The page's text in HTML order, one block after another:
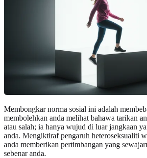
Membongkar norma sosial ini adalah
membolehkan anda melihat bahawa tarikan
atau salah; ia hanya wujud di luar jangkaan
anda. Mengiktiraf pengaruh heteroseksualiti
anda memberikan pertimbangan yang
sebenar anda.